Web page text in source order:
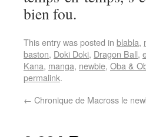
bien fou.
This entry was posted in blabla,
baston, Doki Doki, Dragon Ball,
Kana, manga, newbie, Oba &
permalink.
← Chronique de Macross le